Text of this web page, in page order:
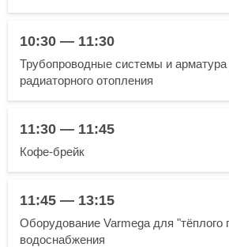
10:30 — 11:30
Трубопроводные системы и
радиаторного отопления
11:30 — 11:45
Кофе-брейк
11:45 — 13:15
Оборудование Varmega для "тёплого
водоснабжения